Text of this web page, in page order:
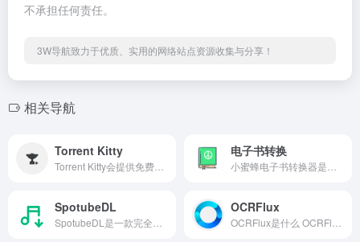
不承担任何责任。
3W导航致力于优质、实用的网络站点资源收集与分享！
相关导航
Torrent Kitty 电子书转换
SpotubeDL OCRFlux